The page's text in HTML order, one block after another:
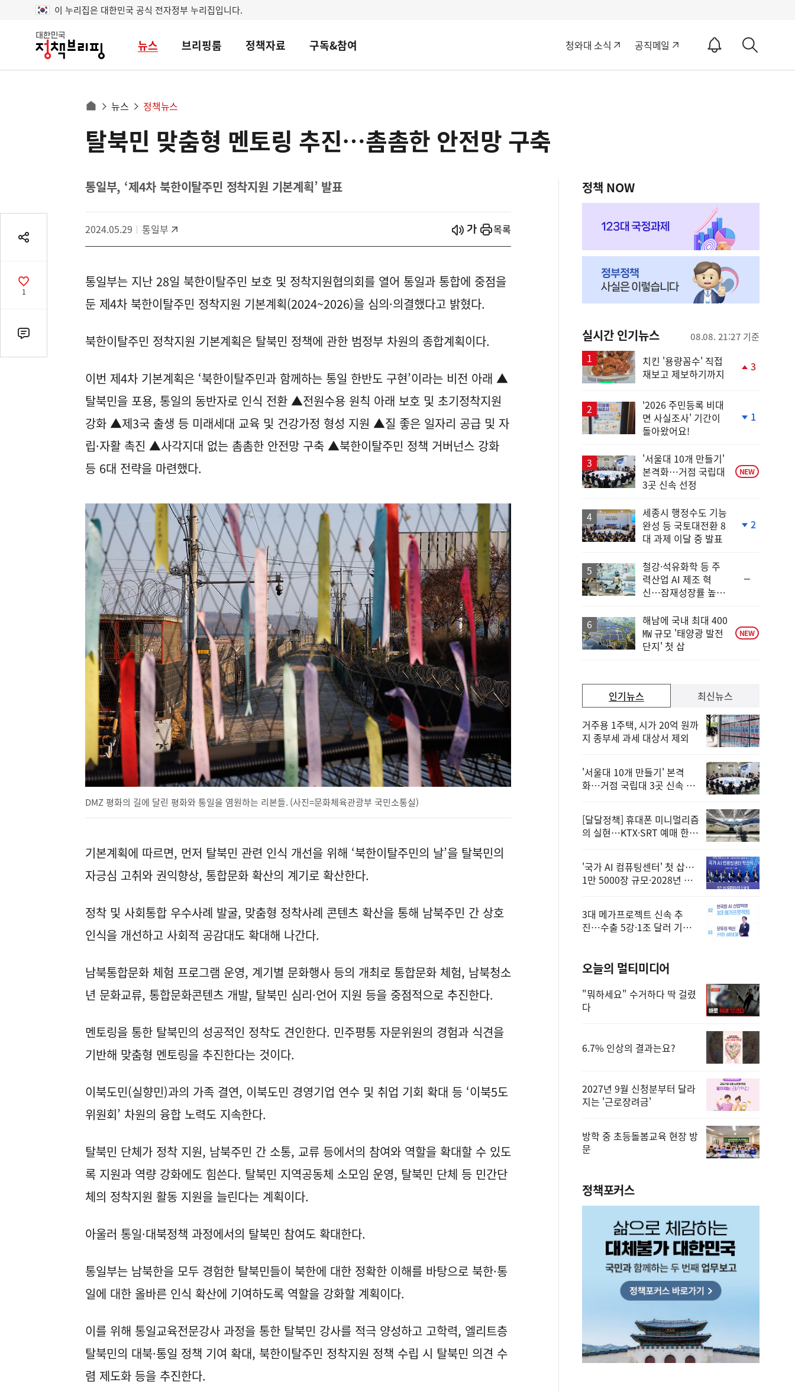
이 누리집은 대한민국 공식 전자정부 누리집입니다.
대
민
뉴스 브리핑룸 정책자료 구독&참여 청와대 소식 공직메일
알
ON
세
로
으
로
뉴스 정책뉴스
공
기
공
감
1
댓
글
탈북민 맞춤형 멘토링 추진…촘촘한 안전망 구축
통일부, ‘제4차 북한이탈주민 정착지원 기본계획’ 발표
2024.05.29 통일부 시작
열기 목록
통일부는 지난 28일 북한이탈주민 보호 및 정착지원협의회를 열어 통일과 통합에 중점을
둔 제4차 북한이탈주민 정착지원 기본계획(2024~2026)을 심의·의결했다고 밝혔다.
북한이탈주민 정착지원 기본계획은 탈북민 정책에 관한 범정부 차원의 종합계획이다.
이번 제4차 기본계획은 ‘북한이탈주민과 함께하는 통일 한반도 구현’이라는 비전 아래 ▲
탈북민을 포용, 통일의 동반자로 인식 전환 ▲전원수용 원칙 아래 보호 및 초기정착지원
강화 ▲제3국 출생 등 미래세대 교육 및 건강가정 형성 지원 ▲질 좋은 일자리 공급 및 자
립·자활 촉진 ▲사각지대 없는 촘촘한 안전망 구축 ▲북한이탈주민 정책 거버넌스 강화
등 6대 전략을 마련했다.
DMZ 평화의 길에 달린 평화와 통일을 염원하는 리본들. (사진=문화체육관광부 국민소통실)
기본계획에 따르면, 먼저 탈북민 관련 인식 개선을 위해 ‘북한이탈주민의 날’을 탈북민의
자긍심 고취와 권익향상, 통합문화 확산의 계기로 확산한다.
정착 및 사회통합 우수사례 발굴, 맞춤형 정착사례 콘텐츠 확산을 통해 남북주민 간 상호
인식을 개선하고 사회적 공감대도 확대해 나간다.
남북통합문화 체험 프로그램 운영, 계기별 문화행사 등의 개최로 통합문화 체험, 남북청소
년 문화교류, 통합문화콘텐츠 개발, 탈북민 심리·언어 지원 등을 중점적으로 추진한다.
멘토링을 통한 탈북민의 성공적인 정착도 견인한다. 민주평통 자문위원의 경험과 식견을
기반해 맞춤형 멘토링을 추진한다는 것이다.
이북도민(실향민)과의 가족 결연, 이북도민 경영기업 연수 및 취업 기회 확대 등 ‘이북5도
위원회’ 차원의 융합 노력도 지속한다.
탈북민 단체가 정착 지원, 남북주민 간 소통, 교류 등에서의 참여와 역할을 확대할 수 있도
록 지원과 역량 강화에도 힘쓴다. 탈북민 지역공동체 소모임 운영, 탈북민 단체 등 민간단
체의 정착지원 활동 지원을 늘린다는 계획이다.
아울러 통일·대북정책 과정에서의 탈북민 참여도 확대한다.
통일부는 남북한을 모두 경험한 탈북민들이 북한에 대한 정확한 이해를 바탕으로 북한·통
일에 대한 올바른 인식 확산에 기여하도록 역할을 강화할 계획이다.
이를 위해 통일교육전문강사 과정을 통한 탈북민 강사를 적극 양성하고 고학력, 엘리트층
탈북민의 대북·통일 정책 기여 확대, 북한이탈주민 정착지원 정책 수립 시 탈북민 의견 수
렴 제도화 등을 추진한다.
정책 NOW
실시간 인기뉴스 08.08. 21:27 기준
치킨 '용량꼼수' 직접
재보고 제보하기까지
3
'2026 주민등록 비대
면 사실조사' 기간이
돌아왔어요!
1
'서울대 10개 만들기'
본격화…거점 국립대
3곳 신속 선정
NEW
세종시 행정수도 기능
완성 등 국토대전환 8
대 과제 이달 중 발표
2
철강·석유화학 등 주
력산업 AI 제조 혁
신…잠재성장률 높인
해남에 국내 최대 400
㎿ 규모 '태양광 발전
단지' 첫 삽
NEW
인기뉴스
거주용 1주택, 시가 20억 원까
지 종부세 과세 대상서 제외
'서울대 10개 만들기' 본격
화…거점 국립대 3곳 신속 선
[달달정책] 휴대폰 미니멀리즘
의 실현…KTX·SRT 예매 한
'국가 AI 컴퓨팅센터' 첫 삽…
1만 5000장 규모·2028년 완
3대 메가프로젝트 신속 추
진…수출 5강·1조 달러 기반
최신뉴스
오늘의 멀티미디어
"뭐하세요" 수거하다 딱 걸렸
다
6.7% 인상의 결과는요?
2027년 9월 신청분부터 달라
지는 '근로장려금'
방학 중 초등돌봄교육 현장 방
문
정책포커스